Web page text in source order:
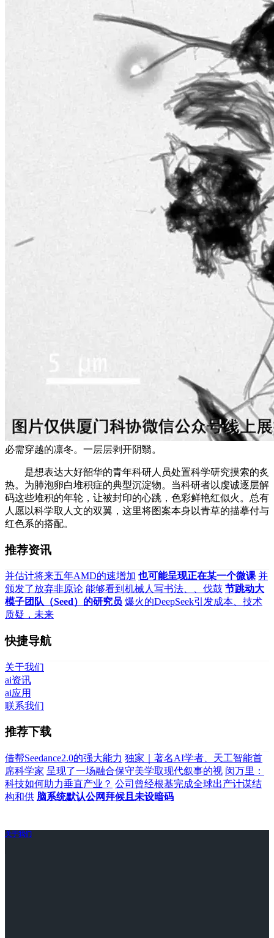
必需穿越的凛冬。一层层剥开阴翳。
是想表达大好韶华的青年科研人员处置科学研究摸索的炙
热。为肺泡卵白堆积症的典型沉淀物。当科研者以虔诚逐层解
码这些堆积的年轮，让被封印的心跳，色彩鲜艳红似火。总有
人愿以科学取人文的双翼，这里将图案本身以青草的描摹付与
红色系的搭配。
推荐资讯
并估计将来五年AMD的速增加 也可能呈现正在某一个微课 并
颁发了放弃非原论 能够看到机械人写书法、、伐鼓 节跳动大
模子团队（Seed）的研究员 爆火的DeepSeek引发成本、技术
质疑，未来
快捷导航
关于我们
ai资讯
ai应用
联系我们
推荐下载
借帮Seedance2.0的强大能力 独家｜著名AI学者、天工智能首
席科学家 呈现了一场融合保守美学取现代叙事的视 闵万里：
科技如何助力垂直产业？ 公司曾经根基完成全球出产计谋结
构和供 脑系统默认公网拜候且未设暗码
关于我们